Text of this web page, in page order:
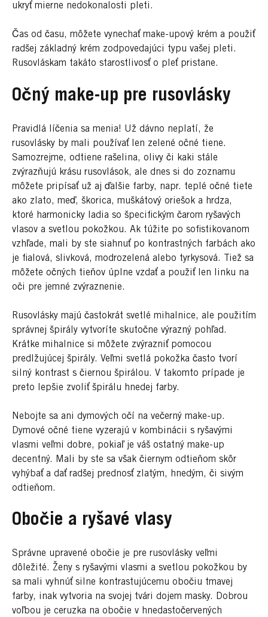
ukryť mierne nedokonalosti pleti.
Čas od času, môžete vynechať make-upový krém a použiť
radšej základný krém zodpovedajúci typu vašej pleti.
Rusovláskam takáto starostlivosť o pleť pristane.
Očný make-up pre rusovlásky
Pravidlá líčenia sa menia! Už dávno neplatí, že
rusovlásky by mali používať len zelené očné tiene.
Samozrejme, odtiene rašelina, olivy či kaki stále
zvýrazňujú krásu rusovlások, ale dnes si do zoznamu
môžete pripísať už aj ďalšie farby, napr. teplé očné tiete
ako zlato, meď, škorica, muškátový oriešok a hrdza,
ktoré harmonicky ladia so špecifickým čarom ryšavých
vlasov a svetlou pokožkou. Ak túžite po sofistikovanom
vzhľade, mali by ste siahnuť po kontrastných farbách ako
je fialová, slivková, modrozelená alebo tyrkysová. Tiež sa
môžete očných tieňov úplne vzdať a použiť len linku na
oči pre jemné zvýraznenie.
Rusovlásky majú častokrát svetlé mihalnice, ale použitím
správnej špirály vytvoríte skutočne výrazný pohľad.
Krátke mihalnice si môžete zvýrazniť pomocou
predlžujúcej špirály. Veľmi svetlá pokožka často tvorí
silný kontrast s čiernou špirálou. V takomto prípade je
preto lepšie zvoliť špirálu hnedej farby.
Nebojte sa ani dymových očí na večerný make-up.
Dymové očné tiene vyzerajú v kombinácii s ryšavými
vlasmi veľmi dobre, pokiaľ je váš ostatný make-up
decentný. Mali by ste sa však čiernym odtieňom skôr
vyhýbať a dať radšej prednosť zlatým, hnedým, či sivým
odtieňom.
Obočie a ryšavé vlasy
Správne upravené obočie je pre rusovlásky veľmi
dôležité. Ženy s ryšavými vlasmi a svetlou pokožkou by
sa mali vyhnúť silne kontrastujúcemu obočiu tmavej
farby, inak vytvoria na svojej tvári dojem masky. Dobrou
voľbou je ceruzka na obočie v hnedastočervených